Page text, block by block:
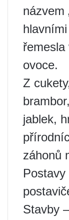
názvem
řemesla
ovoce.
Z
jablek,
záhonů
Stavby